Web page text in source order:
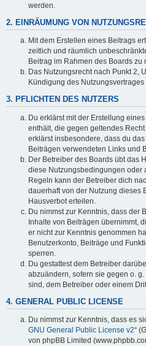
werden.
2. EINRÄUMUNG VON
Mit dem Erstellen eines Beitrags
zeitlich und räumlich
Beitrag im Rahmen des Boards zu
Das Nutzungsrecht nach Punkt 2,
Kündigung des
3. PFLICHTEN DES NUTZERS
Du erklärst mit der Erstellung
enthält, die gegen geltendes
erklärst insbesondere, dass du
Beiträgen verwendeten Links und
Der Betreiber des Boards übt das
diese Nutzungsbedingungen oder
Regeln kann der Betreiber dich
dauerhaft von der Nutzung dieses
Hausverbot erteilen.
Du nimmst zur Kenntnis, dass der
Inhalte von Beiträgen übernimmt,
er nicht zur Kenntnis genommen
Benutzerkonto, Beiträge und
sperren.
Du gestattest dem Betreiber
abzuändern, sofern sie gegen o.
sind, dem Betreiber oder einem
4. GENERAL PUBLIC LICENSE
Du nimmst zur Kenntnis, dass es
GNU General Public License v2“
von phpBB Limited